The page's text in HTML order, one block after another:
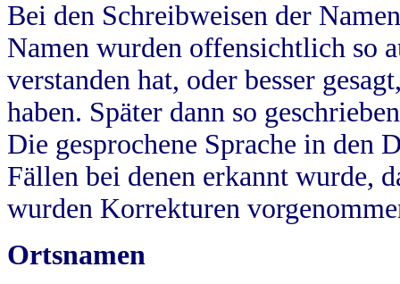
Bei den Schreibweisen der
Namen wurden offensichtlich so
verstanden hat, oder besser
haben. Später dann so
Die gesprochene Sprache in
Fällen bei denen erkannt wurde,
wurden Korrekturen
Ortsnamen